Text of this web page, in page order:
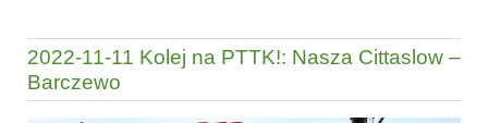
2022-11-11 Kolej na PTTK!: Nasza Cittaslow –
Barczewo